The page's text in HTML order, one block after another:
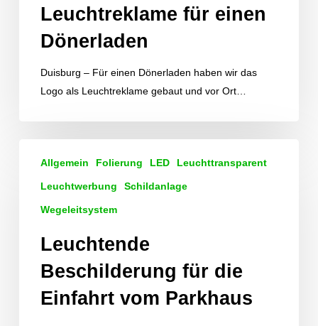
Dönerladen
Leuchtreklame für einen
Dönerladen
Duisburg – Für einen Dönerladen haben wir das
Logo als Leuchtreklame gebaut und vor Ort…
Beschilderung
Allgemein Folierung LED Leuchttransparent
Leuchtwerbung Schildanlage
Wegeleitsystem
Leuchtende
Beschilderung für die
Einfahrt vom Parkhaus